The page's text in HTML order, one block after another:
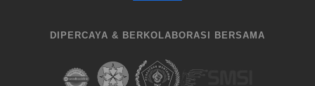
DIPERCAYA & BERKOLABORASI BERSAMA